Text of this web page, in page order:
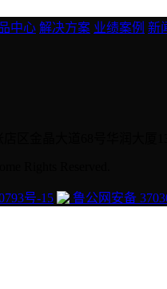
中心 解决方案 业绩案例 新
号-15 鲁公网安备